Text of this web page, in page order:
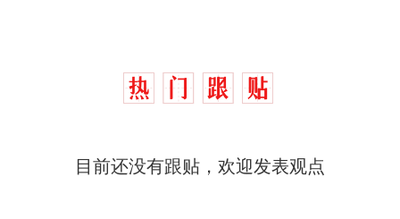
目前还没有跟贴，欢迎发表观点